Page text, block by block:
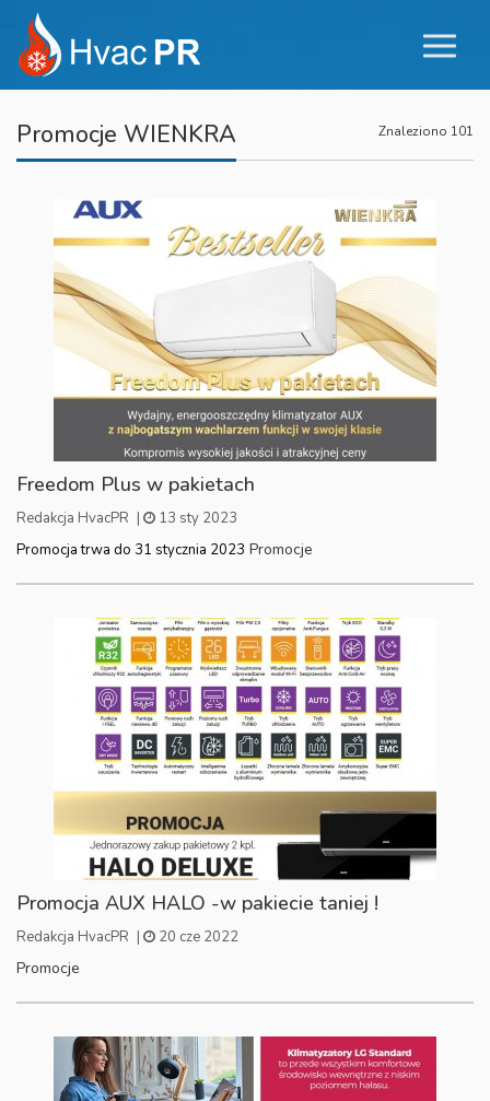
Promocje WIENKRA Znaleziono 101
Freedom Plus w pakietach
Redakcja HvacPR |
13 sty 2023
Promocja trwa do 31 stycznia 2023 Promocje
Promocja AUX HALO -w pakiecie taniej !
Redakcja HvacPR | 20 cze 2022
Promocje